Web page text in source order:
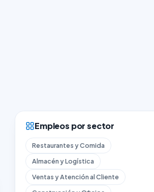
Empleos por sector
Restaurantes y Comida
Almacén y Logística
Ventas y Atención al Cliente